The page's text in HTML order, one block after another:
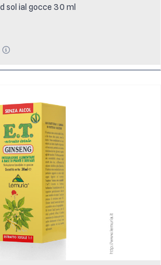
sol ial gocce 30 ml